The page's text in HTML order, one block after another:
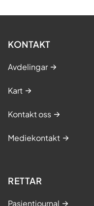
KONTAKT
Avdelingar
Kart
Kontakt oss
Mediekontakt
RETTAR
Pasientjournal